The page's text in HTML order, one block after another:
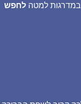
למטה לחפש